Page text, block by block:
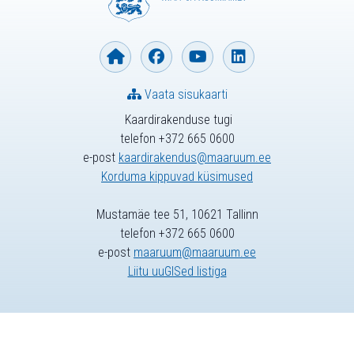
Kaardirakenduse tugi
telefon +372 665 0600
e-post kaardirakendus@maaruum.ee
Korduma kippuvad küsimused
Vaata sisukaarti
Mustamäe tee 51, 10621 Tallinn
telefon +372 665 0600
e-post maaruum@maaruum.ee
Liitu uuGISed listiga